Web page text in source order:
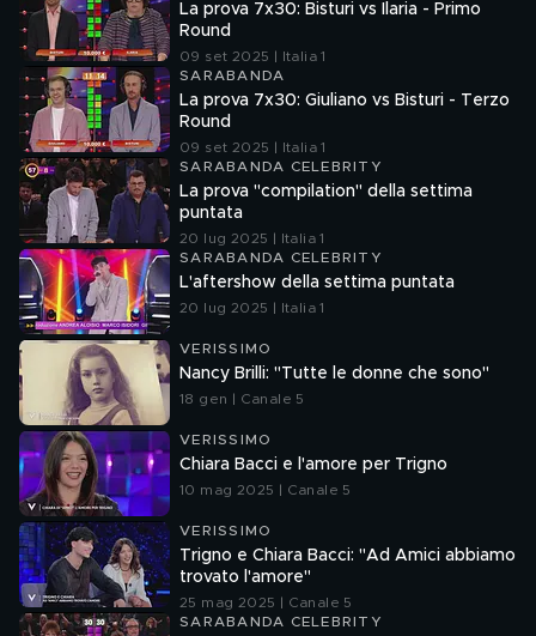
La prova 7x30: Bisturi vs Ilaria - Primo
Round
09 set 2025 | Italia 1
SARABANDA
La prova 7x30: Giuliano vs Bisturi - Terzo
Round
09 set 2025 | Italia 1
SARABANDA CELEBRITY
La prova "compilation" della settima
puntata
20 lug 2025 | Italia 1
SARABANDA CELEBRITY
L'aftershow della settima puntata
20 lug 2025 | Italia 1
VERISSIMO
Nancy Brilli: "Tutte le donne che sono"
18 gen | Canale 5
VERISSIMO
Chiara Bacci e l'amore per Trigno
10 mag 2025 | Canale 5
VERISSIMO
Trigno e Chiara Bacci: "Ad Amici abbiamo
trovato l'amore"
25 mag 2025 | Canale 5
SARABANDA CELEBRITY